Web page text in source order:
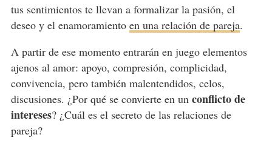
tus sentimientos te llevan a formalizar la pasión, el
deseo y el enamoramiento en una relación de pareja.
A partir de ese momento entrarán en juego elementos
ajenos al amor: apoyo, compresión, complicidad,
convivencia, pero también malentendidos, celos,
discusiones. ¿Por qué se convierte en un conflicto de
intereses? ¿Cuál es el secreto de las relaciones de
pareja?